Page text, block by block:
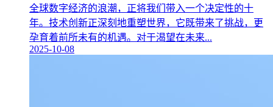
全球数字经济的浪潮，正将我们带入一个决定性的十
年。技术创新正深刻地重塑世界，它既带来了挑战，更
孕育着前所未有的机遇。对于渴望在未来...
2025-10-08